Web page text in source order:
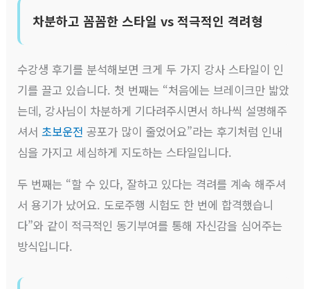
차분하고 꼼꼼한 스타일 vs 적극적인 격려형
수강생 후기를 분석해보면 크게 두 가지 강사 스타일이 인
기를 끌고 있습니다. 첫 번째는 “처음에는 브레이크만 밟았
는데, 강사님이 차분하게 기다려주시면서 하나씩 설명해주
셔서초보운전 공포가 많이 줄었어요”라는 후기처럼 인내
심을 가지고 세심하게 지도하는 스타일입니다.
두 번째는 “할 수 있다, 잘하고 있다는 격려를 계속 해주셔
서 용기가 났어요. 도로주행 시험도 한 번에 합격했습니
다”와 같이 적극적인 동기부여를 통해 자신감을 심어주는
방식입니다.